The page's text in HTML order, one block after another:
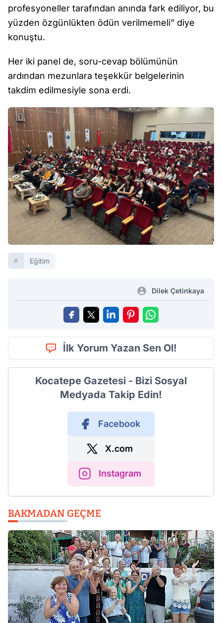
profesyoneller tarafından anında fark ediliyor, bu
yüzden özgünlükten ödün verilmemeli” diye
konuştu.
Her iki panel de, soru-cevap bölümünün
ardından mezunlara teşekkür belgelerinin
takdim edilmesiyle sona erdi.
Eğitim
Dilek Çetinkaya
İlk Yorum Yazan Sen Ol!
Kocatepe Gazetesi - Bizi Sosyal
Medyada Takip Edin!
Facebook
X.com
Instagram
BAKMADAN GEÇME